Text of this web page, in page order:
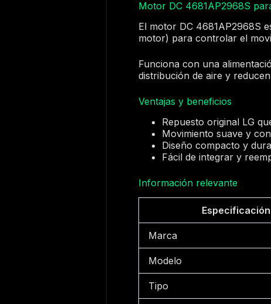
Motor DC 4681AP2968S
El motor DC 4681AP2968S
motor) para controlar el
Funciona con una
distribución de aire y
Ventajas y beneficios
Repuesto original LG
Movimiento suave y
Diseño compacto y
Fácil de integrar y
Información relevante
Especificación
Marca
Modelo
Tipo